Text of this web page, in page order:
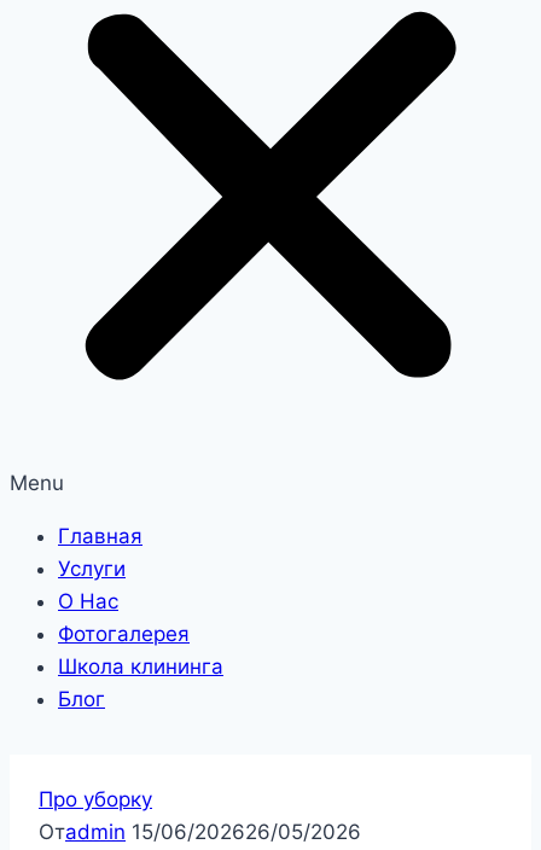
Menu
Главная
Услуги
О Нас
Фотогалерея
Школа клининга
Блог
Про уборку
Отadmin 15/06/202626/05/2026